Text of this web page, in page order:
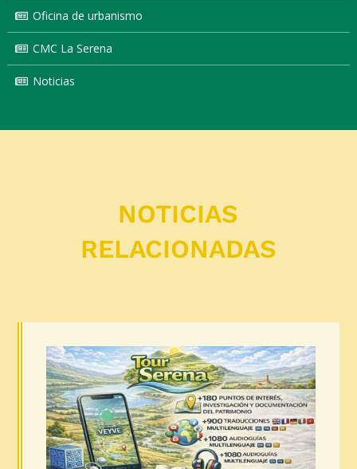
Oficina de urbanismo
CMC La Serena
Noticias
NOTICIAS
RELACIONADAS